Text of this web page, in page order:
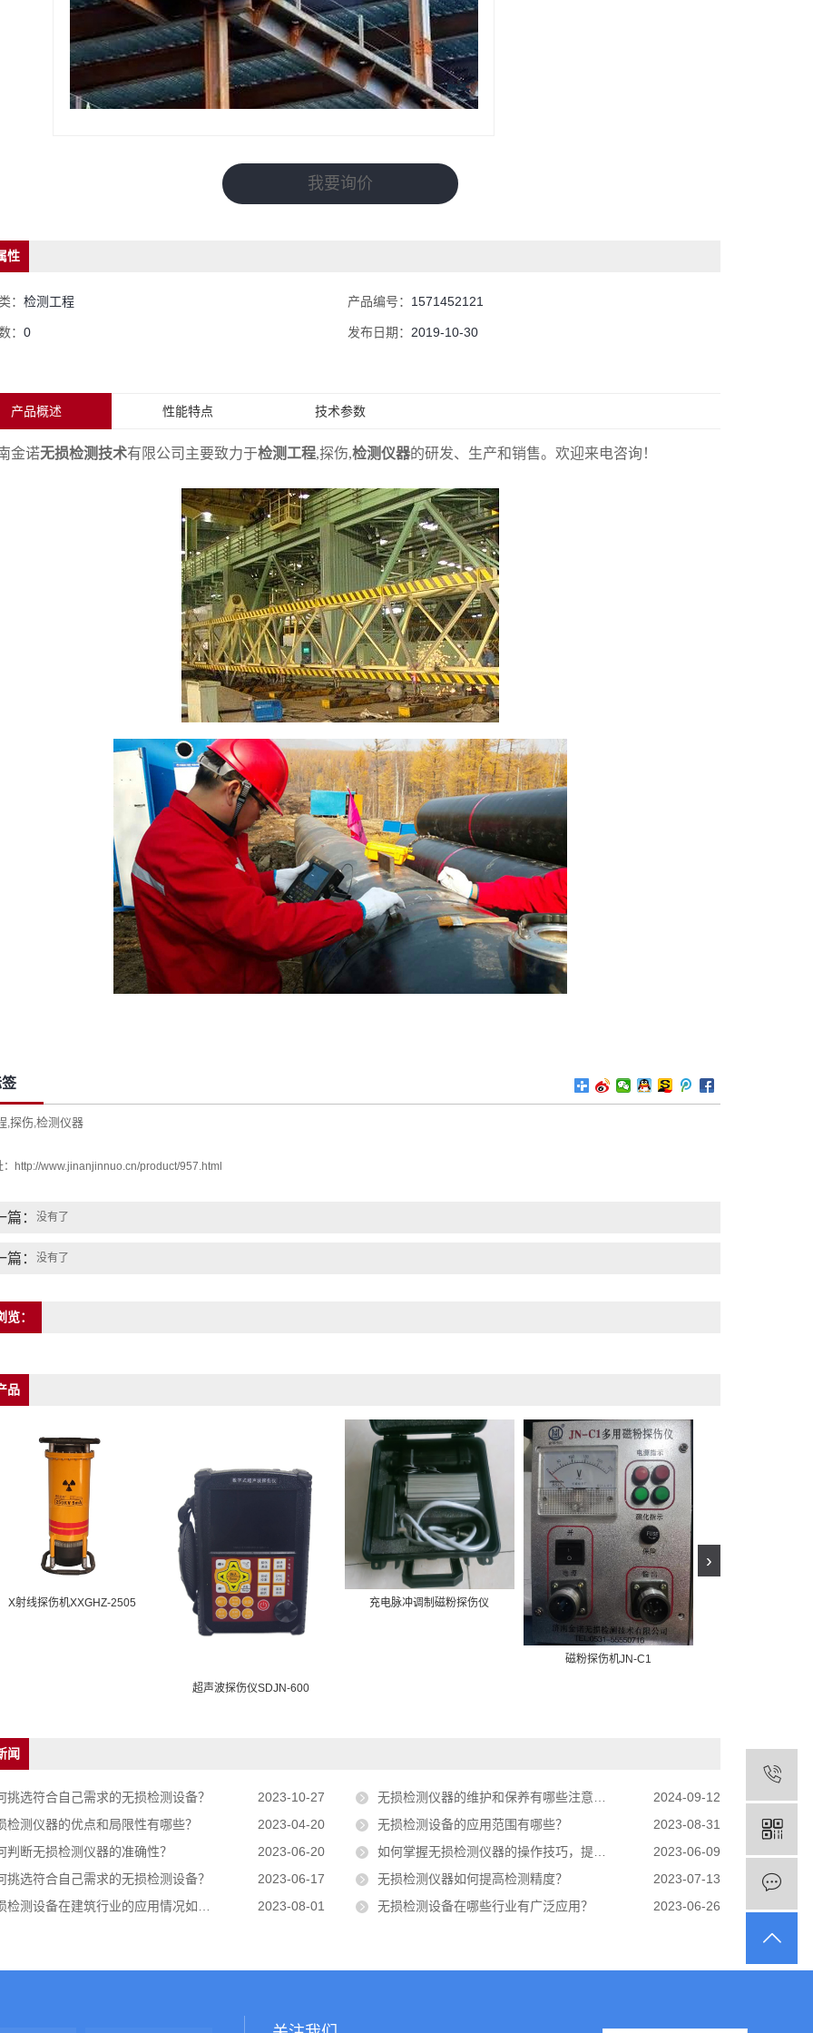
我要询价
性
： 检测工程 产品编号： 1571452121
： 0 发布日期： 2019-10-30
产品概述 性能特点 技术参数
金诺无损检测技术有限公司主要致力于检测工程,探伤,检测仪器的研发、生产和销售。欢迎来电咨询！
,探伤,检测仪器
http://www.jinanjinnuo.cn/product/957.html
篇： 没有了
篇： 没有了
览：
品
X射线探伤机XXGHZ-2505
超声波探伤仪SDJN-600
充电脉冲调制磁粉探伤仪
磁粉探伤机JN-C1
›
闻
挑选符合自己需求的无损检测设备？ 2023-10-27 无损检测仪器的维护和保养有哪些注意事项？
2024-09-12
检测仪器的优点和局限性有哪些？
2023-04-20 无损检测设备的应用范围有哪些？
2023-08-31
判断无损检测仪器的准确性？
2023-06-20 如何掌握无损检测仪器的操作技巧，提高检测准确度？
2023-06-09
挑选符合自己需求的无损检测设备？
2023-06-17 无损检测仪器如何提高检测精度？
2023-07-13
检测设备在建筑行业的应用情况如何？
2023-08-01 无损检测设备在哪些行业有广泛应用？ 2023-06-26